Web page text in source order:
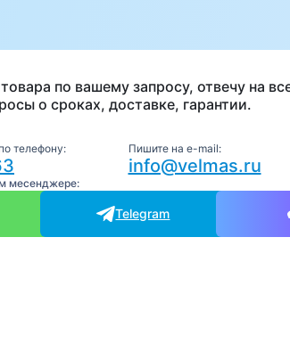
по вашему запросу, отвечу на
о сроках, доставке, гарантии.
телефону:
Пишите на e-mail:
info@velmas.ru
месенджере:
Telegram